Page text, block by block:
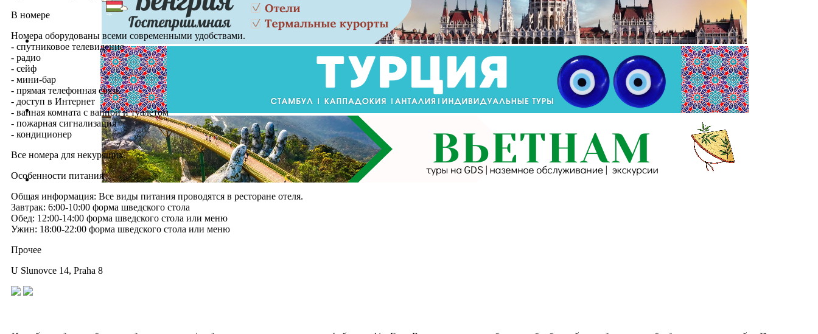
В номере
Номера оборудованы всеми современными удобствами.
- спутниковое телевидение
- радио
- сейф
- мини-бар
- прямая телефонная связь
- доступ в Интернет
- ванная комната с ванной и туалетом
- пожарная сигнализация
- кондиционер
Все номера для некурящих.
Особенности питания
Общая информация: Все виды питания проводятся в ресторане отеля.
Завтрак: 6:00-10:00 форма шведского стола
Обед: 12:00-14:00 форма шведского стола или меню
Ужин: 18:00-22:00 форма шведского стола или меню
Прочее
U Slunovce 14, Praha 8